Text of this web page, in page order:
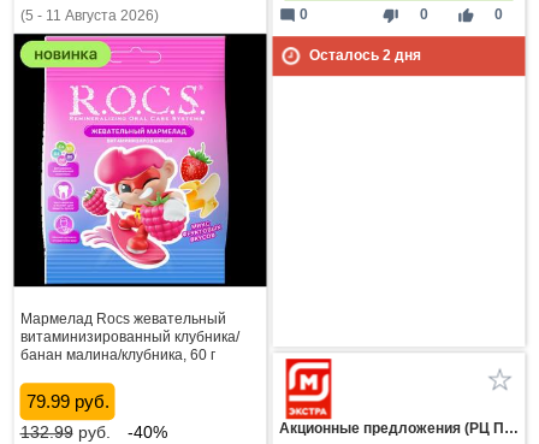
thumb_down 0 thumb_up 0
mode_comment 0
Осталось 2дня
(5 - 11 Августа 2026)
Мармелад Rocs жевательный
витаминизированный клубника/
банан малина/клубника, 60 г
79.99 руб.
132.99руб. -40%
Акционные предложения (РЦ Пнз)